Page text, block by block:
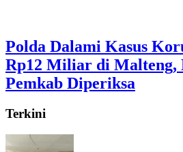
Polda Dalami Kasus
Rp12 Miliar di Malteng,
Pemkab Diperiksa
Terkini